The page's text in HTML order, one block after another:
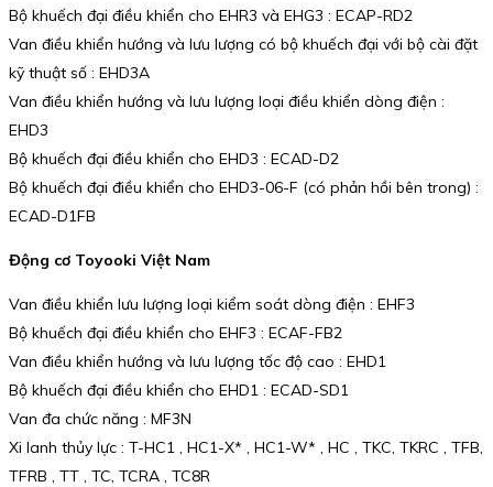
Bộ khuếch đại điều khiển cho EHR3 và EHG3 : ECAP-RD2
Van điều khiển hướng và lưu lượng có bộ khuếch đại với bộ cài đặt
kỹ thuật số : EHD3A
Van điều khiển hướng và lưu lượng loại điều khiển dòng điện :
EHD3
Bộ khuếch đại điều khiển cho EHD3 : ECAD-D2
Bộ khuếch đại điều khiển cho EHD3-06-F (có phản hồi bên trong) :
ECAD-D1FB
Động cơ Toyooki Việt Nam
Van điều khiển lưu lượng loại kiểm soát dòng điện : EHF3
Bộ khuếch đại điều khiển cho EHF3 : ECAF-FB2
Van điều khiển hướng và lưu lượng tốc độ cao : EHD1
Bộ khuếch đại điều khiển cho EHD1 : ECAD-SD1
Van đa chức năng : MF3N
Xi lanh thủy lực : T-HC1 , HC1-X* , HC1-W* , HC , TKC, TKRC , TFB,
TFRB , TT , TC, TCRA , TC8R